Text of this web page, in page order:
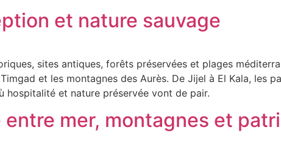
et nature sauvage
sites antiques, forêts préservées et plages
et les montagnes des Aurès. De Jijel à El Kala, les
hospitalité et nature préservée vont de pair.
mer, montagnes et